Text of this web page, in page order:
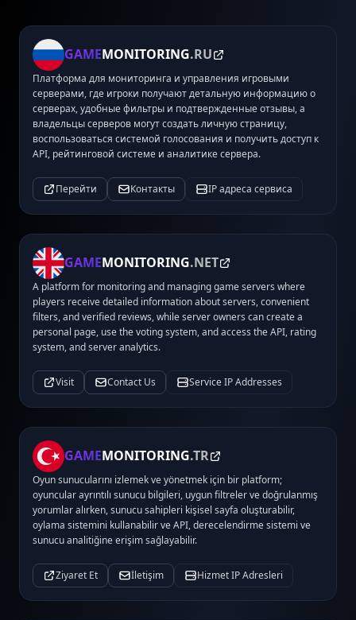
GAMEMONITORING.RU
Платформа для мониторинга и управления игровыми
серверами, где игроки получают детальную информацию о
серверах, удобные фильтры и подтвержденные отзывы, а
владельцы серверов могут создать личную страницу,
воспользоваться системой голосования и получить доступ к
API, рейтинговой системе и аналитике сервера.
Перейти Контакты IP адреса сервиса
GAMEMONITORING.NET
A platform for monitoring and managing game servers where
players receive detailed information about servers, convenient
filters, and verified reviews, while server owners can create a
personal page, use the voting system, and access the API, rating
system, and server analytics.
Visit Contact Us Service IP Addresses
GAMEMONITORING.TR
Oyun sunucularını izlemek ve yönetmek için bir platform;
oyuncular ayrıntılı sunucu bilgileri, uygun filtreler ve doğrulanmış
yorumlar alırken, sunucu sahipleri kişisel sayfa oluşturabilir,
oylama sistemini kullanabilir ve API, derecelendirme sistemi ve
sunucu analitiğine erişim sağlayabilir.
Ziyaret Et İletişim Hizmet IP Adresleri